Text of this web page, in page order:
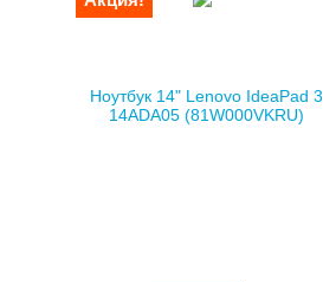
Ноутбук 14" Lenovo IdeaPad 3
14ADA05 (81W000VKRU)